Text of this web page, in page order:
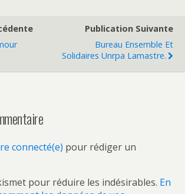
Publication Suivante
Bureau Ensemble Et
Solidaires Unrpa Lamastre.
connecté(e) pour rédiger un
pour réduire les indésirables. En